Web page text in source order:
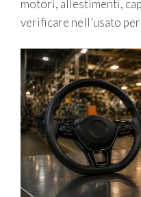
motori, allestimenti,
verificare nell’usato